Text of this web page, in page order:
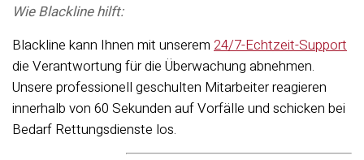
Wie Blackline hilft:
Blackline kann Ihnen mit unserem 24/7-Echtzeit-Support
die Verantwortung für die Überwachung abnehmen.
Unsere professionell geschulten Mitarbeiter reagieren
innerhalb von 60 Sekunden auf Vorfälle und schicken bei
Bedarf Rettungsdienste los.